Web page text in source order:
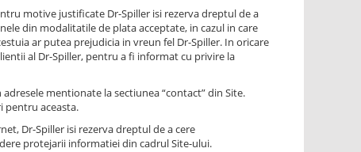
motive justificate Dr-Spiller isi rezerva dreptul de a
din modalitatile de plata acceptate, in cazul in care
ar putea prejudicia in vreun fel Dr-Spiller. In oricare
al Dr-Spiller, pentru a fi informat cu privire la
mentionate la sectiunea “contact” din Site.
pentru aceasta.
Dr-Spiller isi rezerva dreptul de a cere
protejarii informatiei din cadrul Site-ului.